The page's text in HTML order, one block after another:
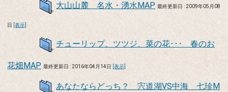
大山山麓 名水・湧水MAP 最終更新日 : 2009年05月08
日 [表示]
チューリップ、ツツジ、菜の花･･･ 春のお
花畑MAP 最終更新日 : 2016年04月14日 [表示]
あなたならどっち？ 宍道湖VS中海 七珍M